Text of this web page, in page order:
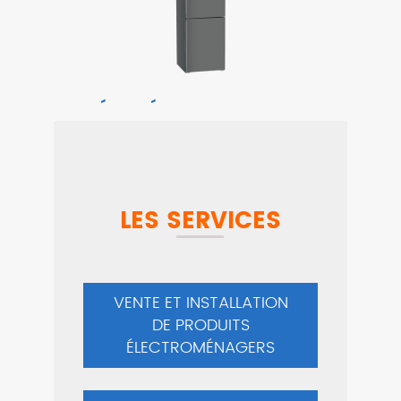
RÉFRIGÉRATEUR LIEBHERR
LES SERVICES
VENTE ET INSTALLATION
DE PRODUITS
ÉLECTROMÉNAGERS